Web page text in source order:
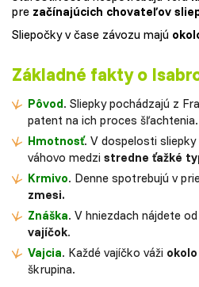
pre začínajúcich chovateľov
Sliepočky v čase závozu majú
Základné fakty o
Pôvod. Sliepky pochádzajú z
patent na ich proces šľachtenia.
Hmotnosť. V dospelosti sliepky
váhovo medzi stredne ťažké
Krmivo. Denne spotrebujú v
zmesi.
Znáška. V hniezdach nájdete
vajíčok.
Vajcia. Každé vajíčko váži okolo
škrupina.